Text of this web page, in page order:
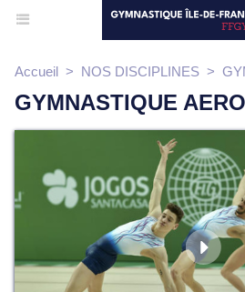
Accueil > NOS DISCIPLINES >
GYMNASTIQUE